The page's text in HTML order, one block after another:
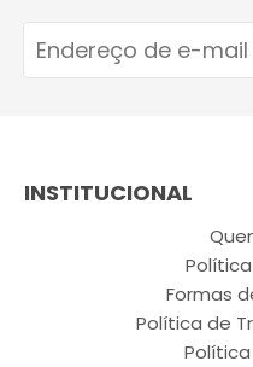
INSTITUCIONAL
Formas
Política de